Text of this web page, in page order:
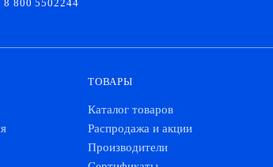
ТОВАРЫ
Каталог товаров
Распродажа и акции
Производители